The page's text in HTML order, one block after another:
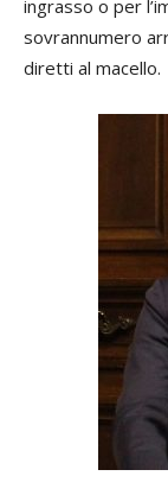
ingrasso o per
sovrannumero
diretti al macello.